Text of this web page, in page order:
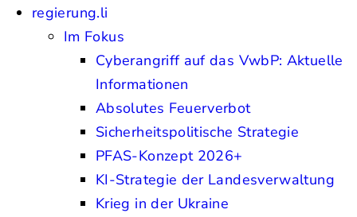
regierung.li
Im Fokus
Cyberangriff auf das VwbP: Aktuelle
Informationen
Absolutes Feuerverbot
Sicherheitspolitische Strategie
PFAS-Konzept 2026+
KI-Strategie der Landesverwaltung
Krieg in der Ukraine